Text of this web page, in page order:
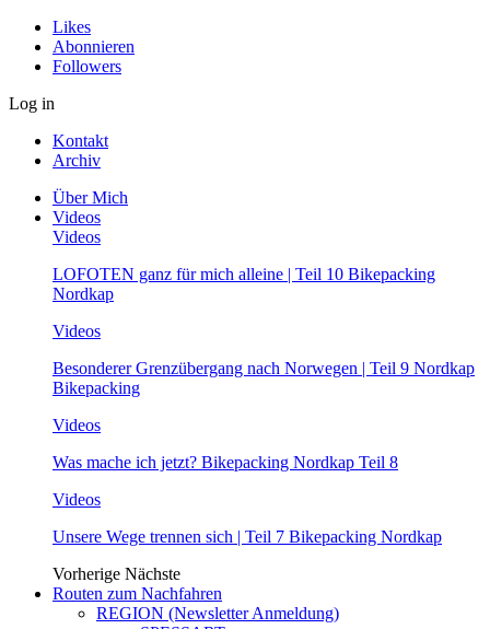
Likes
Abonnieren
Followers
Log in
Kontakt
Archiv
Über Mich
Videos
Videos
LOFOTEN ganz für mich alleine | Teil 10 Bikepacking
Nordkap
Videos
Besonderer Grenzübergang nach Norwegen | Teil 9 Nordkap
Bikepacking
Videos
Was mache ich jetzt? Bikepacking Nordkap Teil 8
Videos
Unsere Wege trennen sich | Teil 7 Bikepacking Nordkap
Vorherige Nächste
Routen zum Nachfahren
REGION (Newsletter Anmeldung)